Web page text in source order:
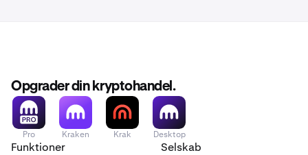
Flow (FLOW)
Opgrader din kryptohandel.
Pro Kraken Krak Desktop
Funktioner Selskab